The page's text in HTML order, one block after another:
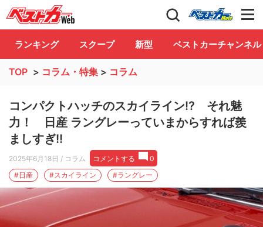
自動車情報誌「ベストカー」 Club
ランキング スクープ 新型 ベストカーチャンネル
TOP > コラム・特集 > コラム
コンパクトハッチのスカイライン!? それ魅
力！ 日産 ラングレーっていまからすれば羨
ましすぎ!!
2025年6月18日 / コラム コメントする
0
#日産
#スカイライン #ラングレー